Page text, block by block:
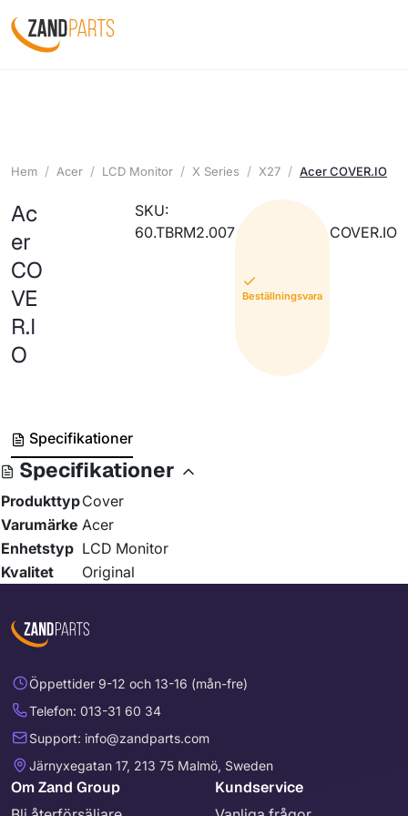
Hem Acer LCD Monitor X Series X27 Acer COVER.IO
Ac
er
CO
VE
R.I
O
SKU:
60.TBRM2.007
Beställningsvara
COVER.IO
Specifikationer
Specifikationer
ProdukttypCover
Varumärke Acer
Enhetstyp LCD Monitor
Kvalitet
Original
Öppettider 9-12 och 13-16 (mån-fre)
Telefon: 013-31 60 34
Support: info@zandparts.com
Järnyxegatan 17, 213 75 Malmö, Sweden
Om Zand Group Kundservice